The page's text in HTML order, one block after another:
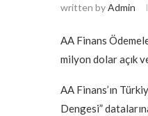
written byAdmin
AA Finans
milyon dolar açık
AA Finans’ın
Dengesi”